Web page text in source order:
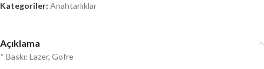
Kategoriler: Anahtarlıklar
Açıklama
* Baskı: Lazer, Gofre